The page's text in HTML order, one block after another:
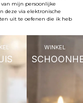
mijn persoonlijke
deze via elektronische
uit te oefenen die ik heb
WINKEL